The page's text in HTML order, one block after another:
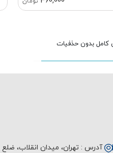
آدرس : تهران، میدان انقلاب، ضلع جنوب